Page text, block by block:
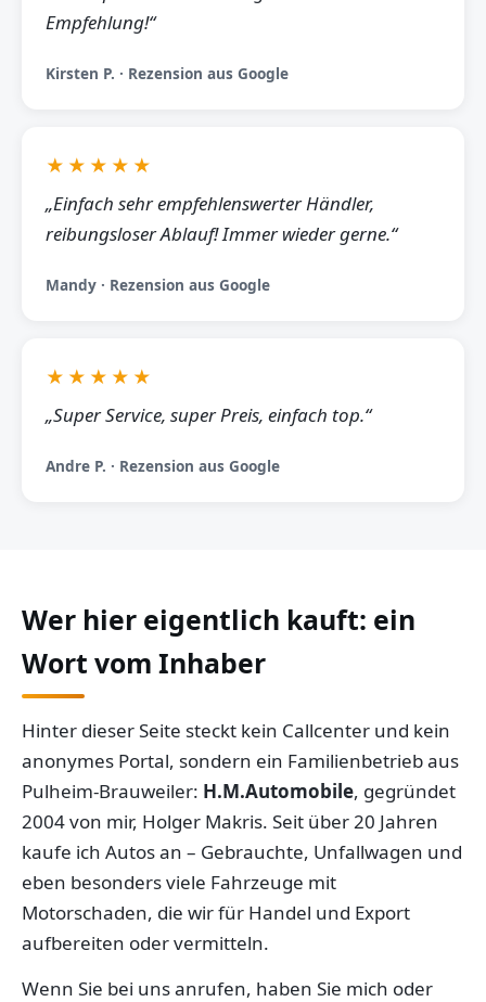
Empfehlung!“
Kirsten P. · Rezension aus Google
★★★★★
„Einfach sehr empfehlenswerter Händler,
reibungsloser Ablauf! Immer wieder gerne.“
Mandy · Rezension aus Google
★★★★★
„Super Service, super Preis, einfach top.“
Andre P. · Rezension aus Google
Wer hier eigentlich kauft: ein
Wort vom Inhaber
Hinter dieser Seite steckt kein Callcenter und kein
anonymes Portal, sondern ein Familienbetrieb aus
Pulheim-Brauweiler: H.M.Automobile, gegründet
2004 von mir, Holger Makris. Seit über 20 Jahren
kaufe ich Autos an – Gebrauchte, Unfallwagen und
eben besonders viele Fahrzeuge mit
Motorschaden, die wir für Handel und Export
aufbereiten oder vermitteln.
Wenn Sie bei uns anrufen, haben Sie mich oder